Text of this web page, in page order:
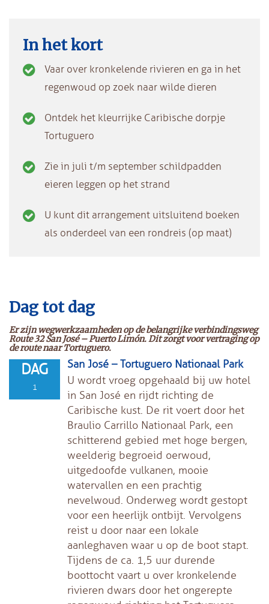
In het kort
Vaar over kronkelende rivieren en ga in het
regenwoud op zoek naar wilde dieren
Ontdek het kleurrijke Caribische dorpje
Tortuguero
Zie in juli t/m september schildpadden
eieren leggen op het strand
U kunt dit arrangement uitsluitend boeken
als onderdeel van een rondreis (op maat)
Dag tot dag
Er zijn wegwerkzaamheden op de belangrijke verbindingsweg
Route 32 San José – Puerto Limón. Dit zorgt voor vertraging op
de route naar Tortuguero.
DAG
1
San José – Tortuguero Nationaal Park
U wordt vroeg opgehaald bij uw hotel
in San José en rijdt richting de
Caribische kust. De rit voert door het
Braulio Carrillo Nationaal Park, een
schitterend gebied met hoge bergen,
weelderig begroeid oerwoud,
uitgedoofde vulkanen, mooie
watervallen en een prachtig
nevelwoud. Onderweg wordt gestopt
voor een heerlijk ontbijt. Vervolgens
reist u door naar een lokale
aanleghaven waar u op de boot stapt.
Tijdens de ca. 1,5 uur durende
boottocht vaart u over kronkelende
rivieren dwars door het ongerepte